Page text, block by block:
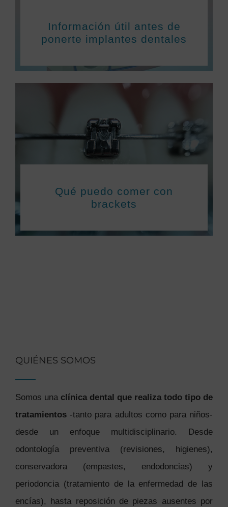
Información útil antes de
ponerte implantes dentales
Qué puedo comer con
brackets
QUIÉNES SOMOS
Somos una clínica dental que realiza todo tipo de
tratamientos -tanto para adultos como para niños-
desde un enfoque multidisciplinario. Desde
odontología preventiva (revisiones, higienes),
conservadora (empastes, endodoncias) y
periodoncia (tratamiento de la enfermedad de las
encías), hasta reposición de piezas ausentes por